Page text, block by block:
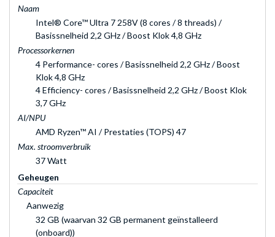
Naam
Intel® Core™ Ultra 7 258V (8 cores / 8 threads) /
Basissnelheid 2,2 GHz / Boost Klok 4,8 GHz
Processorkernen
4 Performance- cores / Basissnelheid 2,2 GHz / Boost
Klok 4,8 GHz
4 Efficiency- cores / Basissnelheid 2,2 GHz / Boost Klok
3,7 GHz
AI/NPU
AMD Ryzen™ AI / Prestaties (TOPS) 47
Max. stroomverbruik
37 Watt
Geheugen
Capaciteit
Aanwezig
32 GB (waarvan 32 GB permanent geïnstalleerd
(onboard))